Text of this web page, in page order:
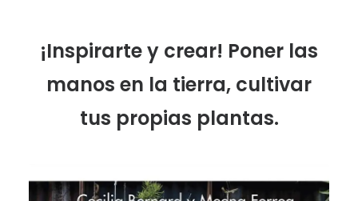
¡Inspirarte y crear! Poner las
manos en la tierra, cultivar
tus propias plantas.